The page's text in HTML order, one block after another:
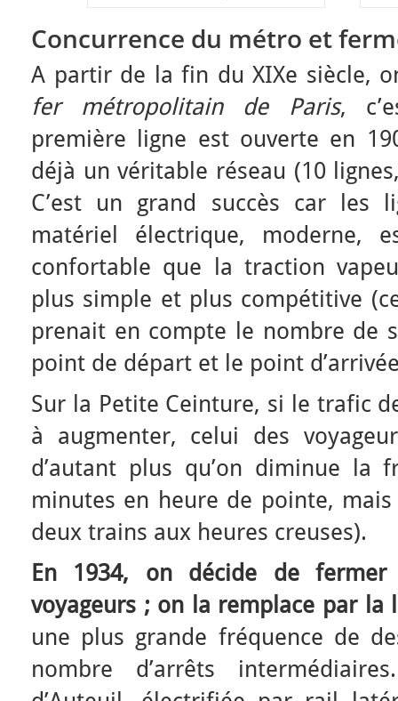
Concurrence du métro et
A partir de la fin du XIXe siècle,
fer métropolitain de Paris,
première ligne est ouverte en
déjà un véritable réseau (10
C’est un grand succès car les
matériel électrique, moderne,
confortable que la traction
plus simple et plus compétitive
prenait en compte le nombre de
point de départ et le point
Sur la Petite Ceinture, si le trafic
à augmenter, celui des
d’autant plus qu’on diminue la
minutes en heure de pointe,
deux trains aux heures creuses).
En 1934, on décide de
voyageurs ; on la remplace par la
une plus grande fréquence de
nombre d’arrêts